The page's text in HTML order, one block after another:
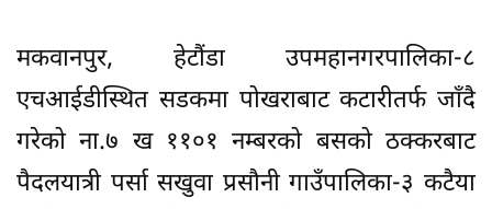
मकवानपुर, हेटौंडा उपमहानगरपालिका-८
एचआईडीस्थित सडकमा पोखराबाट कटारीतर्फ जाँदै
गरेको ना.७ ख ११०१ नम्बरको बसको ठक्करबाट
पैदलयात्री पर्सा सखुवा प्रसौनी गाउँपालिका-३ कटैया